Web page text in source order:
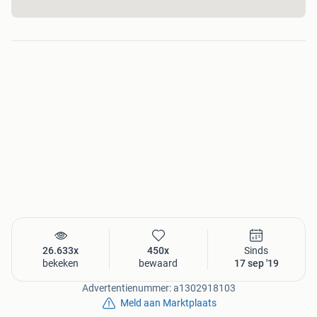
daarom eens vrijblijvend komen kijken op onze kwekerij.
jaar oud en hebben een prachtige karakteristieke vorm en
mooie bast.
Tot slot hebben wij een
Naast veel eigen kweek hebben wij ook een grote aanbod
japanse import bonsai
. Wij hebben bonsai onder andere in
26.633x
bekeken
450x
bewaard
Sinds
17 sep '19
Advertentienummer: a1302918103
Meld aan Marktplaats